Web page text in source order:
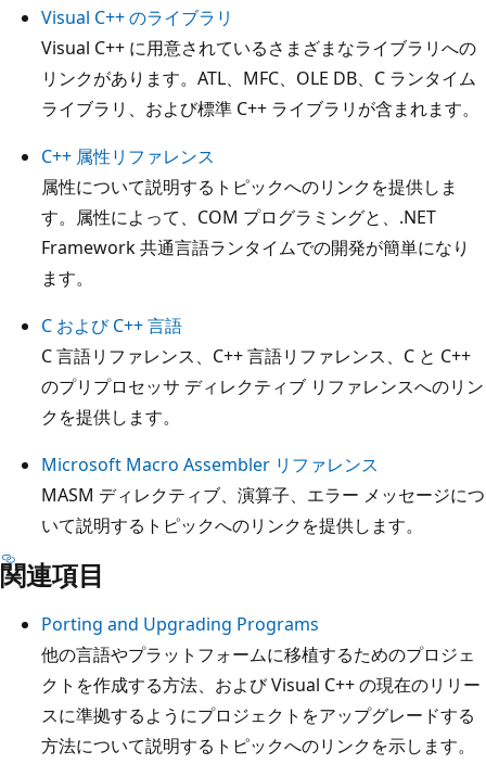
Visual C++ のライブラリ
Visual C++ に用意されているさまざまなライブラリへの
リンクがあります。ATL、MFC、OLE DB、C ランタイム
ライブラリ、および標準 C++ ライブラリが含まれます。
C++ 属性リファレンス
属性について説明するトピックへのリンクを提供しま
す。属性によって、COM プログラミングと、.NET
Framework 共通言語ランタイムでの開発が簡単になり
ます。
C および C++ 言語
C 言語リファレンス、C++ 言語リファレンス、C と C++
のプリプロセッサ ディレクティブ リファレンスへのリン
クを提供します。
Microsoft Macro Assembler リファレンス
MASM ディレクティブ、演算子、エラー メッセージにつ
いて説明するトピックへのリンクを提供します。
関連項目
Porting and Upgrading Programs
他の言語やプラットフォームに移植するためのプロジェ
クトを作成する方法、および Visual C++ の現在のリリー
スに準拠するようにプロジェクトをアップグレードする
方法について説明するトピックへのリンクを示します。